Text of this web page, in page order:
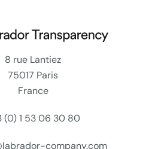
8 rue Lantiez
75017 Paris
France
(0) 1 53 06 30 80
company.com